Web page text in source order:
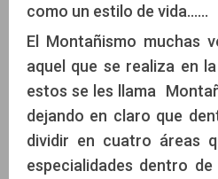
como un estilo de vida……
El Montañismo muchas
aquel que se realiza en
estos se les llama
dejando en claro que
dividir en cuatro áreas
especialidades dentro